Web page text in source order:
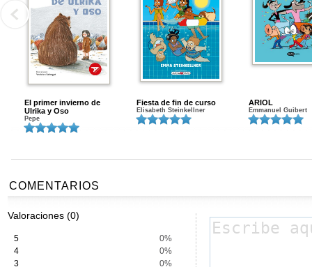
El primer invierno de
Ulrika y Oso
Pepe
Fiesta de fin de curso
Elisabeth Steinkellner
ARIOL
Emmanuel Guibert
COMENTARIOS
Valoraciones (0)
5
0%
4
0%
3
0%